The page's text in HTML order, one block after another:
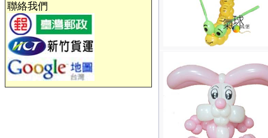
聯絡我們